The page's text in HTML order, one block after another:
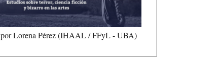
por Lorena Pérez (IHAAL / FFyL - UBA)